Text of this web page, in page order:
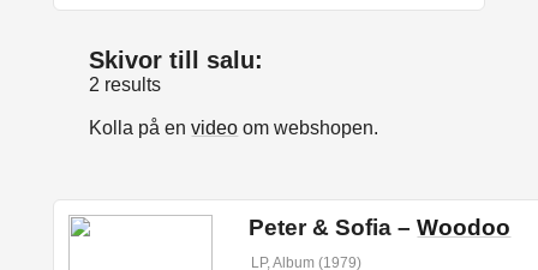
Skivor till salu:
2 results
Kolla på envideo om webshopen.
Peter & Sofia –Woodoo
LP, Album (1979)